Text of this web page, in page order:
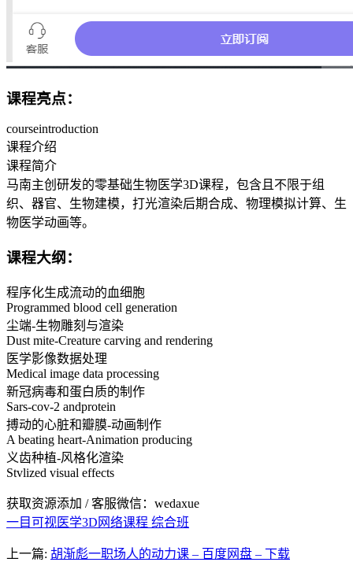
课程亮点：
courseintroduction
课程介绍
课程简介
马南主创研发的零基础生物医学3D课程，包含且不限于组
织、器官、生物建模，打光渲染后期合成、物理模拟计算、生
物医学动画等。
课程大纲：
程序化生成流动的血细胞
Programmed blood cell generation
尘端-生物雕刻与渲染
Dust mite-Creature carving and rendering
医学影像数据处理
Medical image data processing
新冠病毒和蛋白质的制作
Sars-cov-2 andprotein
搏动的心脏和瓣膜-动画制作
A beating heart-Animation producing
义齿种植-风格化渲染
Stvlized visual effects
获取资源添加 / 客服微信：wedaxue
一目可视医学3D网络课程 综合班
上一篇: 胡渐彪一职场人的动力课 – 百度网盘 – 下载